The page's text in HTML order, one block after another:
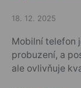
Posted on
18. 12. 2025
Mobilní telefon
probuzení, a
ale ovlivňuje